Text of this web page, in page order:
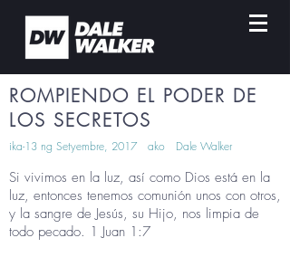
ROMPIENDO EL PODER DE
LOS SECRETOS
ika-13 ng Setyembre, 2017 ako Dale Walker
Si vivimos en la luz, así como Dios está en la
luz, entonces tenemos comunión unos con otros,
y la sangre de Jesús, su Hijo, nos limpia de
todo pecado. 1 Juan 1:7